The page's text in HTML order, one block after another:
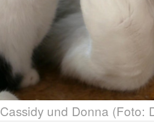
Cassidy und Donna (Foto: